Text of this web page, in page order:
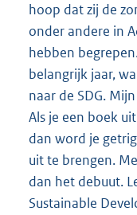
hoop dat zij de
onder andere in
hebben
belangrijk jaar,
naar de SDG.
Als je een boek
dan word je
uit te brengen.
dan het debuut.
Sustainable